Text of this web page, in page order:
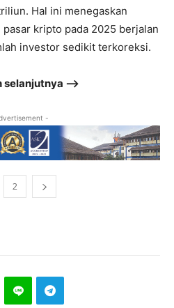
Hal ini menegaskan
kripto pada 2025 berjalan
investor sedikit terkoreksi.
selanjutnya –>
-
2